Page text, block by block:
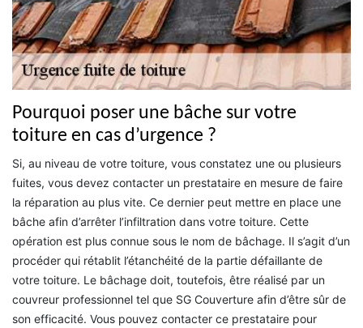
Pourquoi poser une bâche sur votre
toiture en cas d’urgence ?
Si, au niveau de votre toiture, vous constatez une ou plusieurs
fuites, vous devez contacter un prestataire en mesure de faire
la réparation au plus vite. Ce dernier peut mettre en place une
bâche afin d’arrêter l’infiltration dans votre toiture. Cette
opération est plus connue sous le nom de bâchage. Il s’agit d’un
procéder qui rétablit l’étanchéité de la partie défaillante de
votre toiture. Le bâchage doit, toutefois, être réalisé par un
couvreur professionnel tel que SG Couverture afin d’être sûr de
son efficacité. Vous pouvez contacter ce prestataire pour